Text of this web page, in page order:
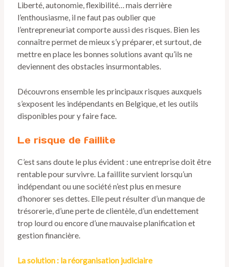
Liberté, autonomie, flexibilité… mais derrière
l’enthousiasme, il ne faut pas oublier que
l’entrepreneuriat comporte aussi des risques. Bien les
connaître permet de mieux s’y préparer, et surtout, de
mettre en place les bonnes solutions avant qu’ils ne
deviennent des obstacles insurmontables.
Découvrons ensemble les principaux risques auxquels
s’exposent les indépendants en Belgique, et les outils
disponibles pour y faire face.
Le risque de faillite
C’est sans doute le plus évident : une entreprise doit être
rentable pour survivre. La faillite survient lorsqu’un
indépendant ou une société n’est plus en mesure
d’honorer ses dettes. Elle peut résulter d’un manque de
trésorerie, d’une perte de clientèle, d’un endettement
trop lourd ou encore d’une mauvaise planification et
gestion financière.
La solution : la réorganisation judiciaire